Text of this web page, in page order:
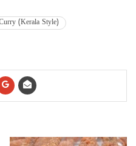
(Kerala Style)